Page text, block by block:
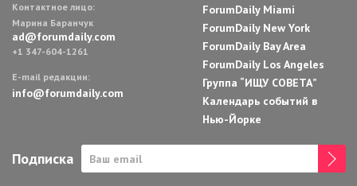
ЗДОРОВЬЕ И КРАСОТА
ДОМ И ЕДА
Контактное лицо:
Марина Баранчук
ad@forumdaily.com
+1 347-604-1261
E-mail редакции:
info@forumdaily.com
ForumDaily Miami
ForumDaily New York
ForumDaily Bay Area
ForumDaily Los Angeles
Группа “ИЩУ СОВЕТА”
Календарь событий в
Нью-Йорке
Подписка